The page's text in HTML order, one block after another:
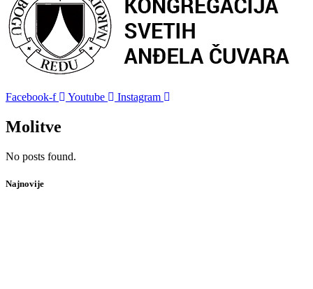
Facebook-f Youtube Instagram
Molitve
No posts found.
Najnovije